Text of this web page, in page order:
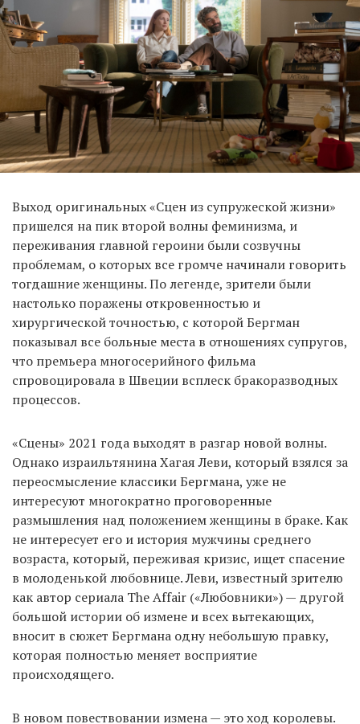
Выход оригинальных «Сцен из супружеской жизни»
пришелся на пик второй волны феминизма, и
переживания главной героини были созвучны
проблемам, о которых все громче начинали говорить
тогдашние женщины. По легенде, зрители были
настолько поражены откровенностью и
хирургической точностью, с которой Бергман
показывал все больные места в отношениях супругов,
что премьера многосерийного фильма
спровоцировала в Швеции всплеск бракоразводных
процессов.
«Сцены» 2021 года выходят в разгар новой волны.
Однако израильтянина Хагая Леви, который взялся за
переосмысление классики Бергмана, уже не
интересуют многократно проговоренные
размышления над положением женщины в браке. Как
не интересует его и история мужчины среднего
возраста, который, переживая кризис, ищет спасение
в молоденькой любовнице. Леви, известный зрителю
как автор сериала The Affair («Любовники») — другой
большой истории об измене и всех вытекающих,
вносит в сюжет Бергмана одну небольшую правку,
которая полностью меняет восприятие
происходящего.
В новом повествовании измена — это ход королевы.